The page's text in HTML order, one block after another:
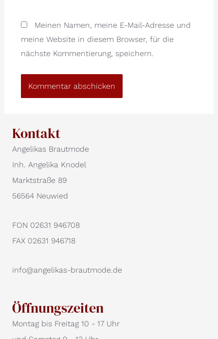
Meinen Namen, meine E-Mail-Adresse und
meine Website in diesem Browser, für die
nächste Kommentierung, speichern.
Kontakt
Angelikas Brautmode
Inh. Angelika Knodel
Marktstraße 89
56564 Neuwied
FON 02631 946708
FAX 02631 946718
info@angelikas-brautmode.de
Öffnungszeiten
Montag bis Freitag 10 - 17 Uhr